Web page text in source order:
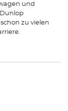
und
zu vielen